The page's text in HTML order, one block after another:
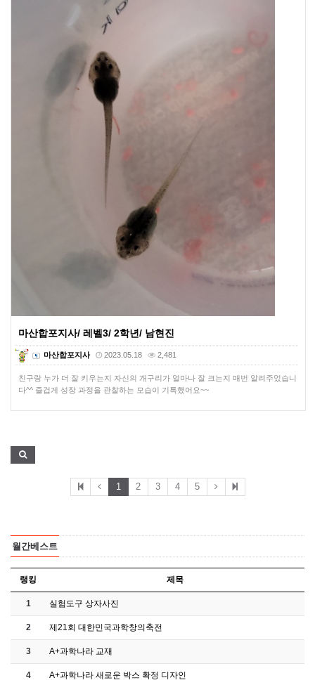
마산합포지사/ 레벨3/ 2학년/ 남현진
마산합포지사 2023.05.18 2,481
친구랑 누가 더 잘 키우는지 자신의 개구리가 얼마나 잘 크는지 매번 알려주었습니
다^^ 즐겁게 성장 과정을 관찰하는 모습이 기특했어요~~
1 2 3 4 5
월간베스트
랭킹 제목
1 실험도구 상자사진
2 제21회 대한민국과학창의축전
3 A+과학나라 교재
4 A+과학나라 새로운 박스 확정 디자인